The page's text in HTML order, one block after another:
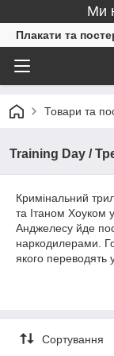
Ми
Плакати та
Товари та
Training Day /
Кримінальний
та Ітаном Хоуком
Анджелесу йде
наркодилерами.
якого переводять
своєї професії,
фільму виступив
схвальні відгуки
можете купити
Сортування